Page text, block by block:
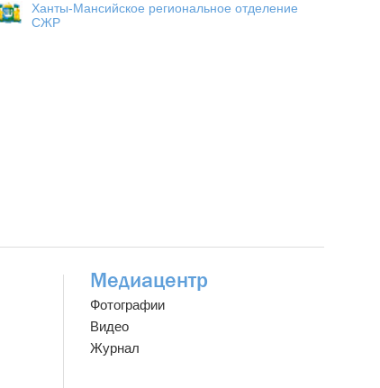
Ханты-Мансийское региональное отделение
СЖР
Медиацентр
Фотографии
Видео
Журнал